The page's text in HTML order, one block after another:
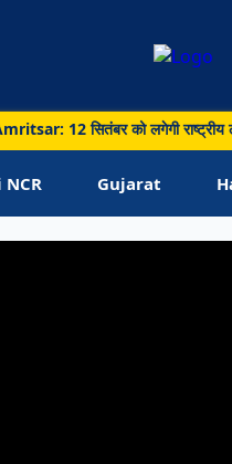
सितंबर को लगेगी राष्ट्रीय
Gujarat